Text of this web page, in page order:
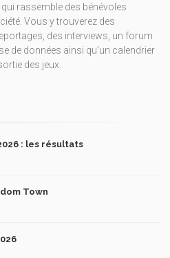
rassemble des bénévoles
Vous y trouverez des
des interviews, un forum
de données ainsi qu’un calendrier
des jeux.
: les résultats
Town